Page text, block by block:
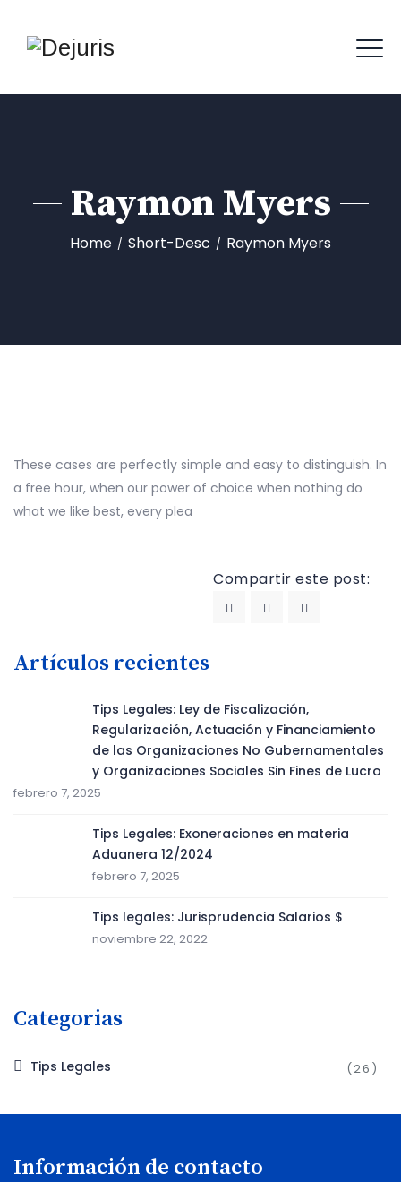
Raymon Myers
Home / Short-Desc / Raymon Myers
These cases are perfectly simple and easy to distinguish. In
a free hour, when our power of choice when nothing do
what we like best, every plea
Compartir este post:
Artículos recientes
Tips Legales: Ley de Fiscalización,
Regularización, Actuación y Financiamiento
de las Organizaciones No Gubernamentales
y Organizaciones Sociales Sin Fines de Lucro
febrero 7, 2025
Tips Legales: Exoneraciones en materia
Aduanera 12/2024
febrero 7, 2025
Tips legales: Jurisprudencia Salarios $
noviembre 22, 2022
Categorias
Tips Legales (26)
Información de contacto